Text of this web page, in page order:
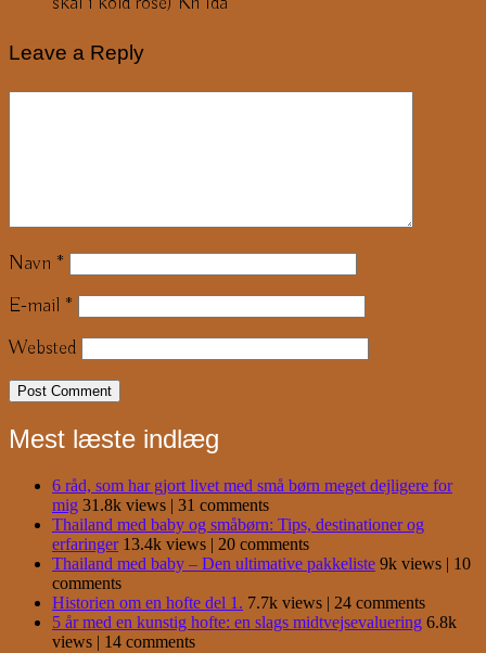
Leave a Reply
Navn *
E-mail *
Websted
Mest læste indlæg
6 råd, som har gjort livet med små børn meget dejligere for
mig 31.8k views | 31 comments
Thailand med baby og småbørn: Tips, destinationer og
erfaringer 13.4k views | 20 comments
Thailand med baby – Den ultimative pakkeliste 9k views | 10
comments
Historien om en hofte del 1. 7.7k views | 24 comments
5 år med en kunstig hofte: en slags midtvejsevaluering 6.8k
views | 14 comments